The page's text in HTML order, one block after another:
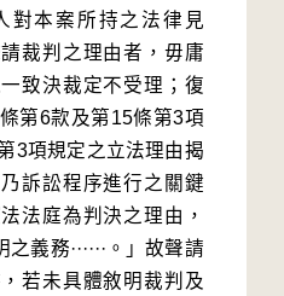
對本案所持之法律見
裁判之理由者，毋庸
致決裁定不受理；復
第6款及第15條第3項
3項規定之立法理由揭
訴訟程序進行之關鍵
法庭為判決之理由，
之義務······。」故聲請
若未具體敘明裁判及